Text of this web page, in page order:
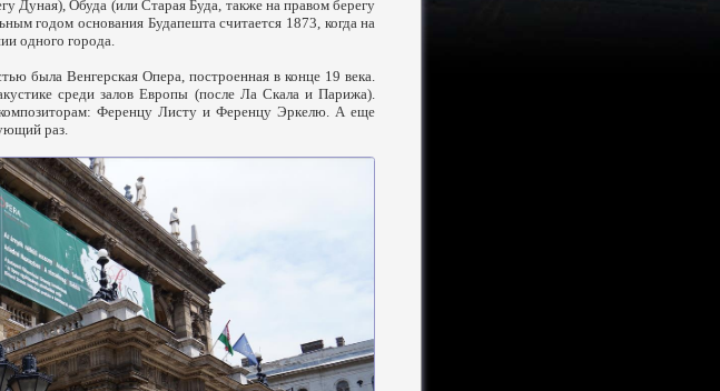
Дуная), Обуда (или Старая Буда, также на правом берегу
годом основания Будапешта считается 1873, когда на
одного города.
была Венгерская Опера, построенная в конце 19 века.
среди залов Европы (после Ла Скала и Парижа).
Ференцу Листу и Ференцу Эркелю. А еще
раз.